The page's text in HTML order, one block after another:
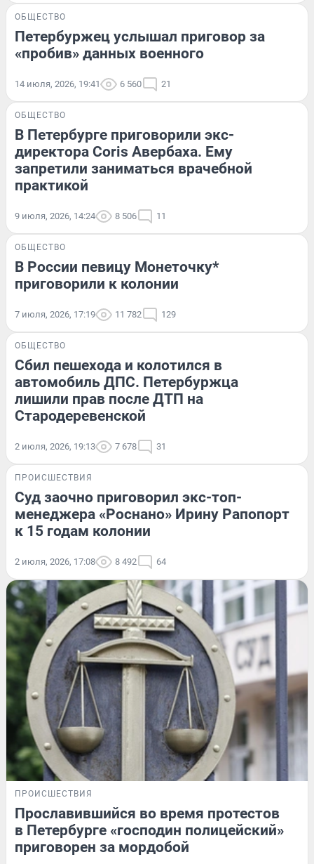
ОБЩЕСТВО
Петербуржец услышал приговор за
«пробив» данных военного
14 июля, 2026, 19:41 6 560 21
ОБЩЕСТВО
В Петербурге приговорили экс-
директора Coris Авербаха. Ему
запретили заниматься врачебной
практикой
9 июля, 2026, 14:24 8 506 11
ОБЩЕСТВО
В России певицу Монеточку*
приговорили к колонии
7 июля, 2026, 17:19 11 782 129
ОБЩЕСТВО
Сбил пешехода и колотился в
автомобиль ДПС. Петербуржца
лишили прав после ДТП на
Стародеревенской
2 июля, 2026, 19:13 7 678 31
ПРОИСШЕСТВИЯ
Суд заочно приговорил экс-топ-
менеджера «Роснано» Ирину Рапопорт
к 15 годам колонии
2 июля, 2026, 17:08 8 492 64
ПРОИСШЕСТВИЯ
Прославившийся во время протестов
в Петербурге «господин полицейский»
приговорен за мордобой